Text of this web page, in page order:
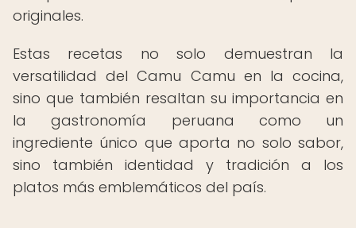
originales.
Estas recetas no solo demuestran la
versatilidad del Camu Camu en la cocina,
sino que también resaltan su importancia en
la gastronomía peruana como un
ingrediente único que aporta no solo sabor,
sino también identidad y tradición a los
platos más emblemáticos del país.